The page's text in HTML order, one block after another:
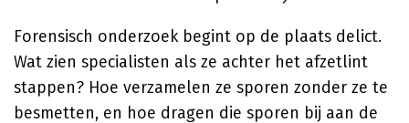
Forensisch onderzoek begint op de plaats delict.
Wat zien specialisten als ze achter het afzetlint
stappen? Hoe verzamelen ze sporen zonder ze te
besmetten, en hoe dragen die sporen bij aan de